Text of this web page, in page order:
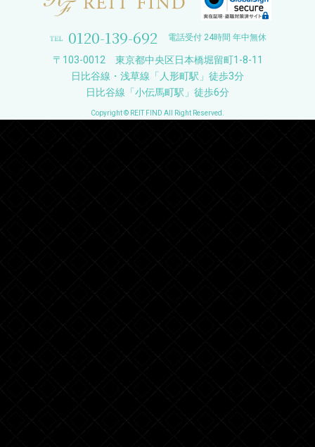
0120-139-692 電話受付 24時間 年中無休
〒103-0012 東京都中央区日本橋堀留町1-8-11
日比谷線・浅草線「人形町駅」徒歩3分
日比谷線「小伝馬町駅」徒歩6分
Copyright © REIT FIND All Right Reserved.